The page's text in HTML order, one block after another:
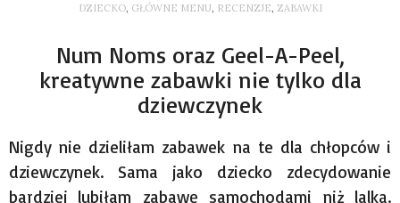
DZIECKO, GŁÓWNE MENU, RECENZJE, ZABAWKI
Num Noms oraz Geel-A-Peel,
kreatywne zabawki nie tylko dla
dziewczynek
Nigdy nie dzieliłam zabawek na te dla chłopców i
dziewczynek. Sama jako dziecko zdecydowanie
bardziej lubiłam zabawę samochodami niż lalką.